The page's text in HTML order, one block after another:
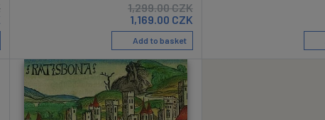
1,299.00CZK
1,169.00 CZK
Add to basket